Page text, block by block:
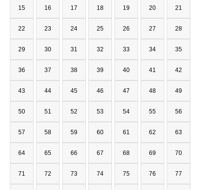
15 16 17 18 19 20 21
22 23 24 25 26 27 28
29 30 31 32 33 34 35
36 37 38 39 40 41 42
43 44 45 46 47 48 49
50 51 52 53 54 55 56
57 58 59 60 61 62 63
64 65 66 67 68 69 70
71 72 73 74 75 76 77